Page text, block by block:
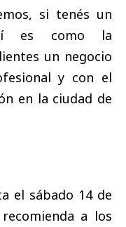
si tenés un
es como la
un negocio
y con el
en la ciudad de
el sábado 14 de
a los